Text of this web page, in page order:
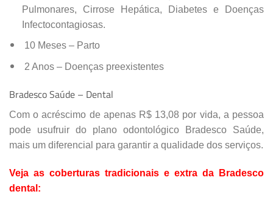
Pulmonares, Cirrose Hepática, Diabetes e Doenças
Infectocontagiosas.
10 Meses – Parto
2 Anos – Doenças preexistentes
Bradesco Saúde – Dental
Com o acréscimo de apenas R$ 13,08 por vida, a pessoa
pode usufruir do plano odontológico Bradesco Saúde,
mais um diferencial para garantir a qualidade dos serviços.
Veja as coberturas tradicionais e extra da Bradesco
dental: